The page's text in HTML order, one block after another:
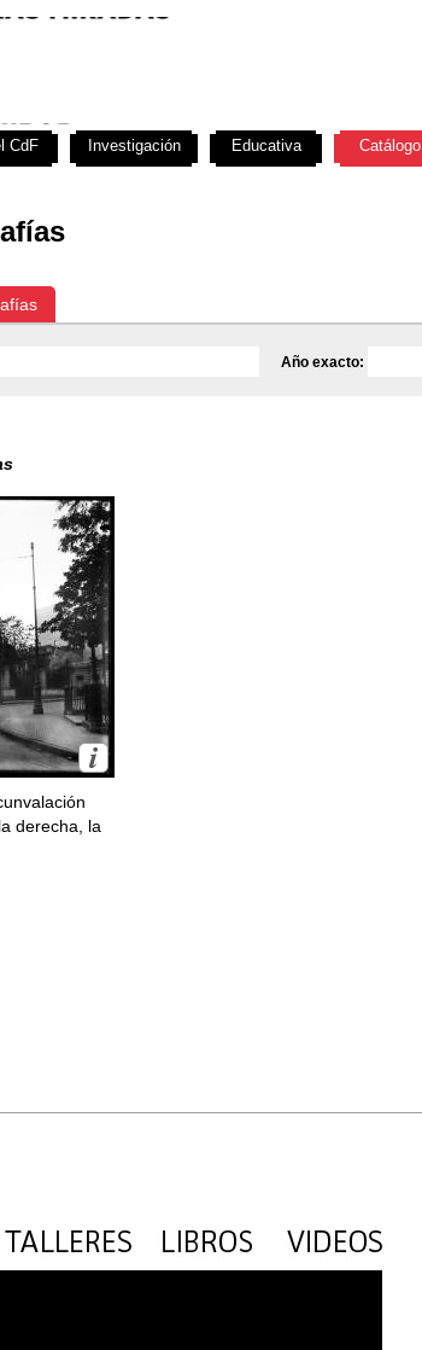
Año exacto:
derecha, la
CdF Investigación Educativa Catálogo